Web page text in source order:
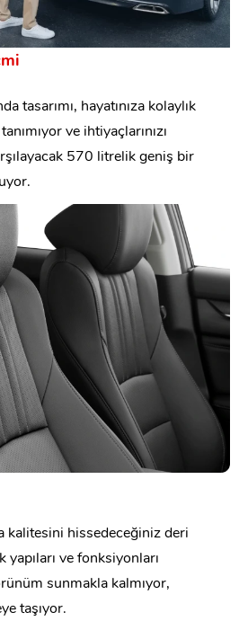
tasarımı, hayatınıza kolaylık
ve ihtiyaçlarınızı
570 litrelik geniş bir
kalitesini hissedeceğiniz deri
ve fonksiyonları
sunmakla kalmıyor,
taşıyor.